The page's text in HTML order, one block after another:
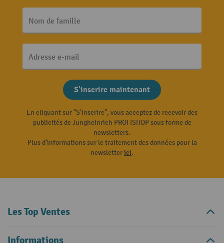
Nom de famille
Adresse e-mail
S'inscrire maintenant
En cliquant sur "S'inscrire", vous acceptez de recevoir des
publicités de Jungheinrich PROFISHOP sous forme de
newsletters.
Plus d'informations sur le traitement des données pour la
newsletterici.
Les Top Ventes
Informations